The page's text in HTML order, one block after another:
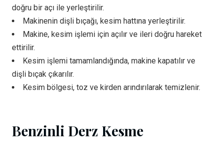
doğru bir açı ile yerleştirilir.
Makinenin dişli bıçağı, kesim hattına yerleştirilir.
Makine, kesim işlemi için açılır ve ileri doğru hareket
ettirilir.
Kesim işlemi tamamlandığında, makine kapatılır ve
dişli bıçak çıkarılır.
Kesim bölgesi, toz ve kirden arındırılarak temizlenir.
Benzinli Derz Kesme